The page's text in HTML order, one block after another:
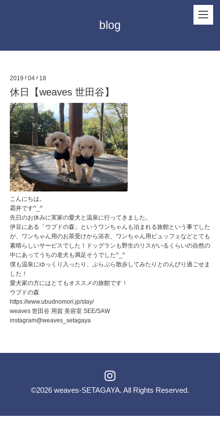
blog
2019 / 04 / 18
休日【weaves 世田谷】
こんにちは。
霜井です^_^
先日のお休みに実家の愛犬と温泉に行ってきました。
伊豆にある「ウブドの森」というワンちゃんも泊まれる旅館という事でした
が、ワンちゃん用のお茶受けから浴衣、ワンちゃん用ビュッフェなどとても
素晴らしいサービスでした！ドッグランも野生のリスがいるくらいの自然の
中にあってうちの老犬も満足そうでした^_^
僕も温泉にゆっくり入ったり、ぷらぷら散歩してみたりとのんびり過ごせま
した！
愛犬家の方にはとてもオススメの旅館です！
ウブドの森
https://www.ubudnomori.jp/stay/
weaves 世田谷 用賀 美容室 SEE/SAW
instagram@weaves_setagaya
©2026 weaves-SETAGAYA. All Rights Reserved.